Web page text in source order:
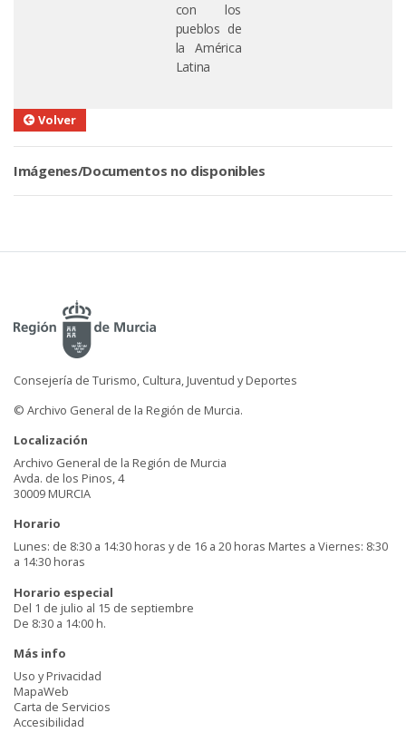
con los
pueblos de
la América
Latina
Volver
Imágenes/Documentos no disponibles
Consejería de Turismo, Cultura, Juventud y Deportes
© Archivo General de la Región de Murcia.
Localización
Archivo General de la Región de Murcia
Avda. de los Pinos, 4
30009 MURCIA
Horario
Lunes: de 8:30 a 14:30 horas y de 16 a 20 horas Martes a Viernes: 8:30
a 14:30 horas
Horario especial
Del 1 de julio al 15 de septiembre
De 8:30 a 14:00 h.
Más info
Uso y Privacidad
MapaWeb
Carta de Servicios
Accesibilidad